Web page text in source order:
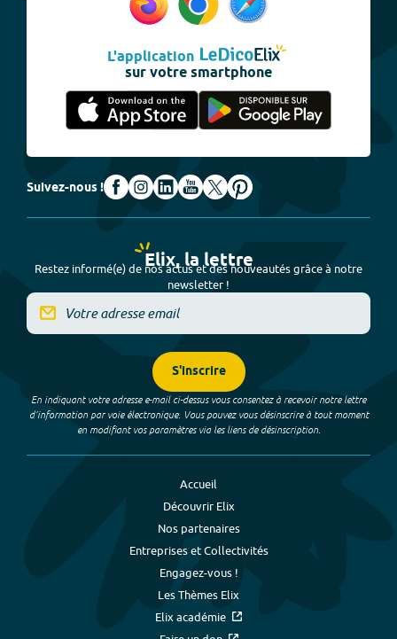
L'application
sur votre smartphone
Suivez-nous !
Elix, la lettre
Restez informé(e) de nos actus et des nouveautés grâce à notre
newsletter !
S'inscrire
En indiquant votre adresse e-mail ci-dessus vous consentez à recevoir notre lettre
d’information par voie électronique. Vous pouvez vous désinscrire à tout moment
en modifiant vos paramètres via les liens de désinscription.
Accueil
Découvrir Elix
Nos partenaires
Entreprises et Collectivités
Engagez-vous !
Les Thèmes Elix
Elix académie